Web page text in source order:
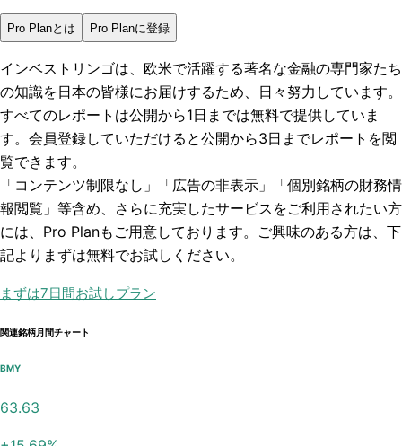
Pro Planとは Pro Planに登録
インベストリンゴは、欧米で活躍する著名な金融の専門家たち
の知識を日本の皆様にお届けするため、日々努力しています。
すべてのレポートは公開から1日までは無料で提供していま
す。会員登録していただけると公開から3日までレポートを閲
覧できます。
「コンテンツ制限なし」「広告の非表示」「個別銘柄の財務情
報閲覧」 等含め、さらに充実したサービスをご利用されたい方
には、Pro Planもご用意しております。ご興味のある方は、下
記よりまずは無料でお試しください。
まずは7日間お試しプラン
関連銘柄月間チャート
BMY
63.63